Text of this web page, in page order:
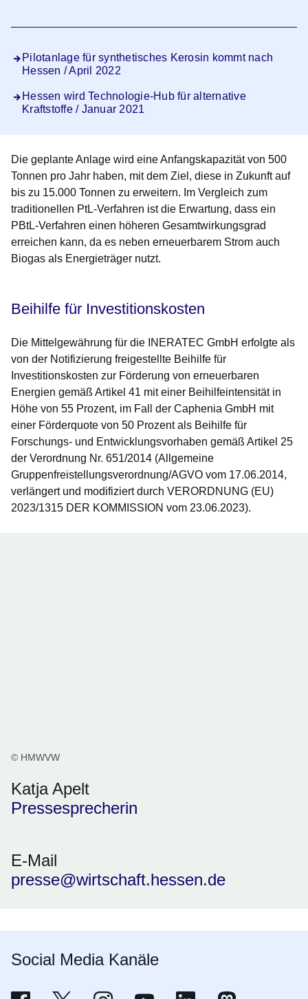
Pilotanlage für synthetisches Kerosin kommt nach
Hessen / April 2022
Hessen wird Technologie-Hub für alternative
Kraftstoffe / Januar 2021
Die geplante Anlage wird eine Anfangskapazität von 500
Tonnen pro Jahr haben, mit dem Ziel, diese in Zukunft auf
bis zu 15.000 Tonnen zu erweitern. Im Vergleich zum
traditionellen PtL-Verfahren ist die Erwartung, dass ein
PBtL-Verfahren einen höheren Gesamtwirkungsgrad
erreichen kann, da es neben erneuerbarem Strom auch
Biogas als Energieträger nutzt.
Beihilfe für Investitionskosten
Die Mittelgewährung für die INERATEC GmbH erfolgte als
von der Notifizierung freigestellte Beihilfe für
Investitionskosten zur Förderung von erneuerbaren
Energien gemäß Artikel 41 mit einer Beihilfeintensität in
Höhe von 55 Prozent, im Fall der Caphenia GmbH mit
einer Förderquote von 50 Prozent als Beihilfe für
Forschungs- und Entwicklungsvorhaben gemäß Artikel 25
der Verordnung Nr. 651/2014 (Allgemeine
Gruppenfreistellungsverordnung/AGVO vom 17.06.2014,
verlängert und modifiziert durch VERORDNUNG (EU)
2023/1315 DER KOMMISSION vom 23.06.2023).
© HMWVW
Katja Apelt
Pressesprecherin
E-Mail
presse@wirtschaft.hessen.de
Social Media Kanäle